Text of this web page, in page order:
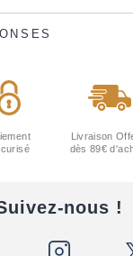
Livraison
dès 89€
nous !